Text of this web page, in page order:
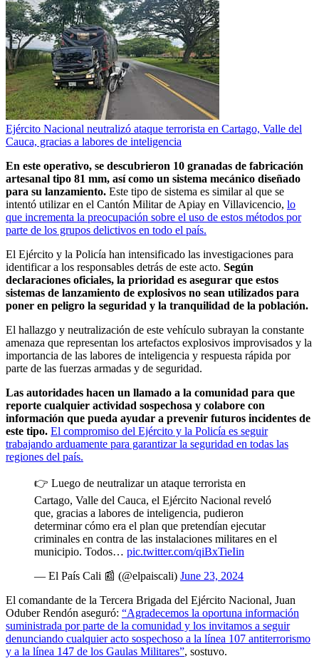
Ejército Nacional neutralizó ataque terrorista en Cartago, Valle del
Cauca, gracias a labores de inteligencia
En este operativo, se descubrieron 10 granadas de fabricación
artesanal tipo 81 mm, así como un sistema mecánico diseñado
para su lanzamiento. Este tipo de sistema es similar al que se
intentó utilizar en el Cantón Militar de Apiay en Villavicencio, lo
que incrementa la preocupación sobre el uso de estos métodos por
parte de los grupos delictivos en todo el país.
El Ejército y la Policía han intensificado las investigaciones para
identificar a los responsables detrás de este acto. Según
declaraciones oficiales, la prioridad es asegurar que estos
sistemas de lanzamiento de explosivos no sean utilizados para
poner en peligro la seguridad y la tranquilidad de la población.
El hallazgo y neutralización de este vehículo subrayan la constante
amenaza que representan los artefactos explosivos improvisados y la
importancia de las labores de inteligencia y respuesta rápida por
parte de las fuerzas armadas y de seguridad.
Las autoridades hacen un llamado a la comunidad para que
reporte cualquier actividad sospechosa y colabore con
información que pueda ayudar a prevenir futuros incidentes de
este tipo. El compromiso del Ejército y la Policía es seguir
trabajando arduamente para garantizar la seguridad en todas las
regiones del país.
👉 Luego de neutralizar un ataque terrorista en
Cartago, Valle del Cauca, el Ejército Nacional reveló
que, gracias a labores de inteligencia, pudieron
determinar cómo era el plan que pretendían ejecutar
criminales en contra de las instalaciones militares en el
municipio. Todos… pic.twitter.com/qiBxTieIin
— El País Cali 📰 (@elpaiscali) June 23, 2024
El comandante de la Tercera Brigada del Ejército Nacional, Juan
Oduber Rendón aseguró: “Agradecemos la oportuna información
suministrada por parte de la comunidad y los invitamos a seguir
denunciando cualquier acto sospechoso a la línea 107 antiterrorismo
y a la línea 147 de los Gaulas Militares”, sostuvo.